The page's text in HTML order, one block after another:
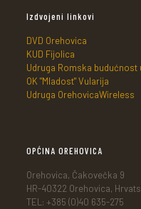
Izdvojeni linkovi
DVD Orehovica
KUD Fijolica
Udruga Romska budućnost
OK "Mladost" Vularija
Udruga OrehovicaWireless
OPĆINA OREHOVICA
Orehovica, Čakovečka 9
HR-40322 Orehovica,
TEL: +385 (0)40 635-275